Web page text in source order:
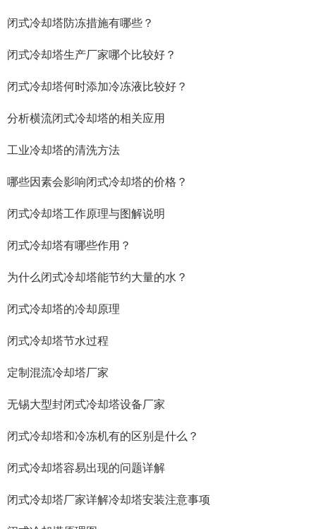
闭式冷却塔防冻措施有哪些？
闭式冷却塔生产厂家哪个比较好？
闭式冷却塔何时添加冷冻液比较好？
分析横流闭式冷却塔的相关应用
工业冷却塔的清洗方法
哪些因素会影响闭式冷却塔的价格？
闭式冷却塔工作原理与图解说明
闭式冷却塔有哪些作用？
为什么闭式冷却塔能节约大量的水？
闭式冷却塔的冷却原理
闭式冷却塔节水过程
定制混流冷却塔厂家
无锡大型封闭式冷却塔设备厂家
闭式冷却塔和冷冻机有的区别是什么？
闭式冷却塔容易出现的问题详解
闭式冷却塔厂家详解冷却塔安装注意事项